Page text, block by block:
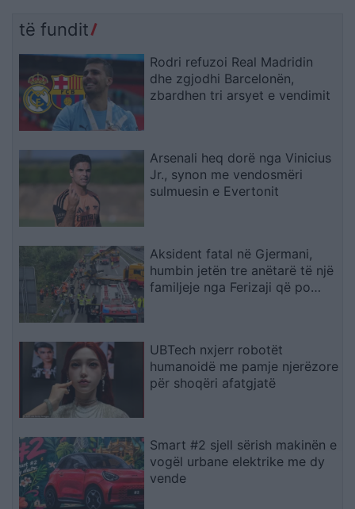
të fundit
Rodri refuzoi Real Madridin
dhe zgjodhi Barcelonën,
zbardhen tri arsyet e vendimit
Arsenali heq dorë nga Vinicius
Jr., synon me vendosmëri
sulmuesin e Evertonit
Aksident fatal në Gjermani,
humbin jetën tre anëtarë të një
familjeje nga Ferizaji që po
UBTech nxjerr robotët
humanoidë me pamje njerëzore
për shoqëri afatgjatë
Smart #2 sjell sërish makinën e
vogël urbane elektrike me dy
vende